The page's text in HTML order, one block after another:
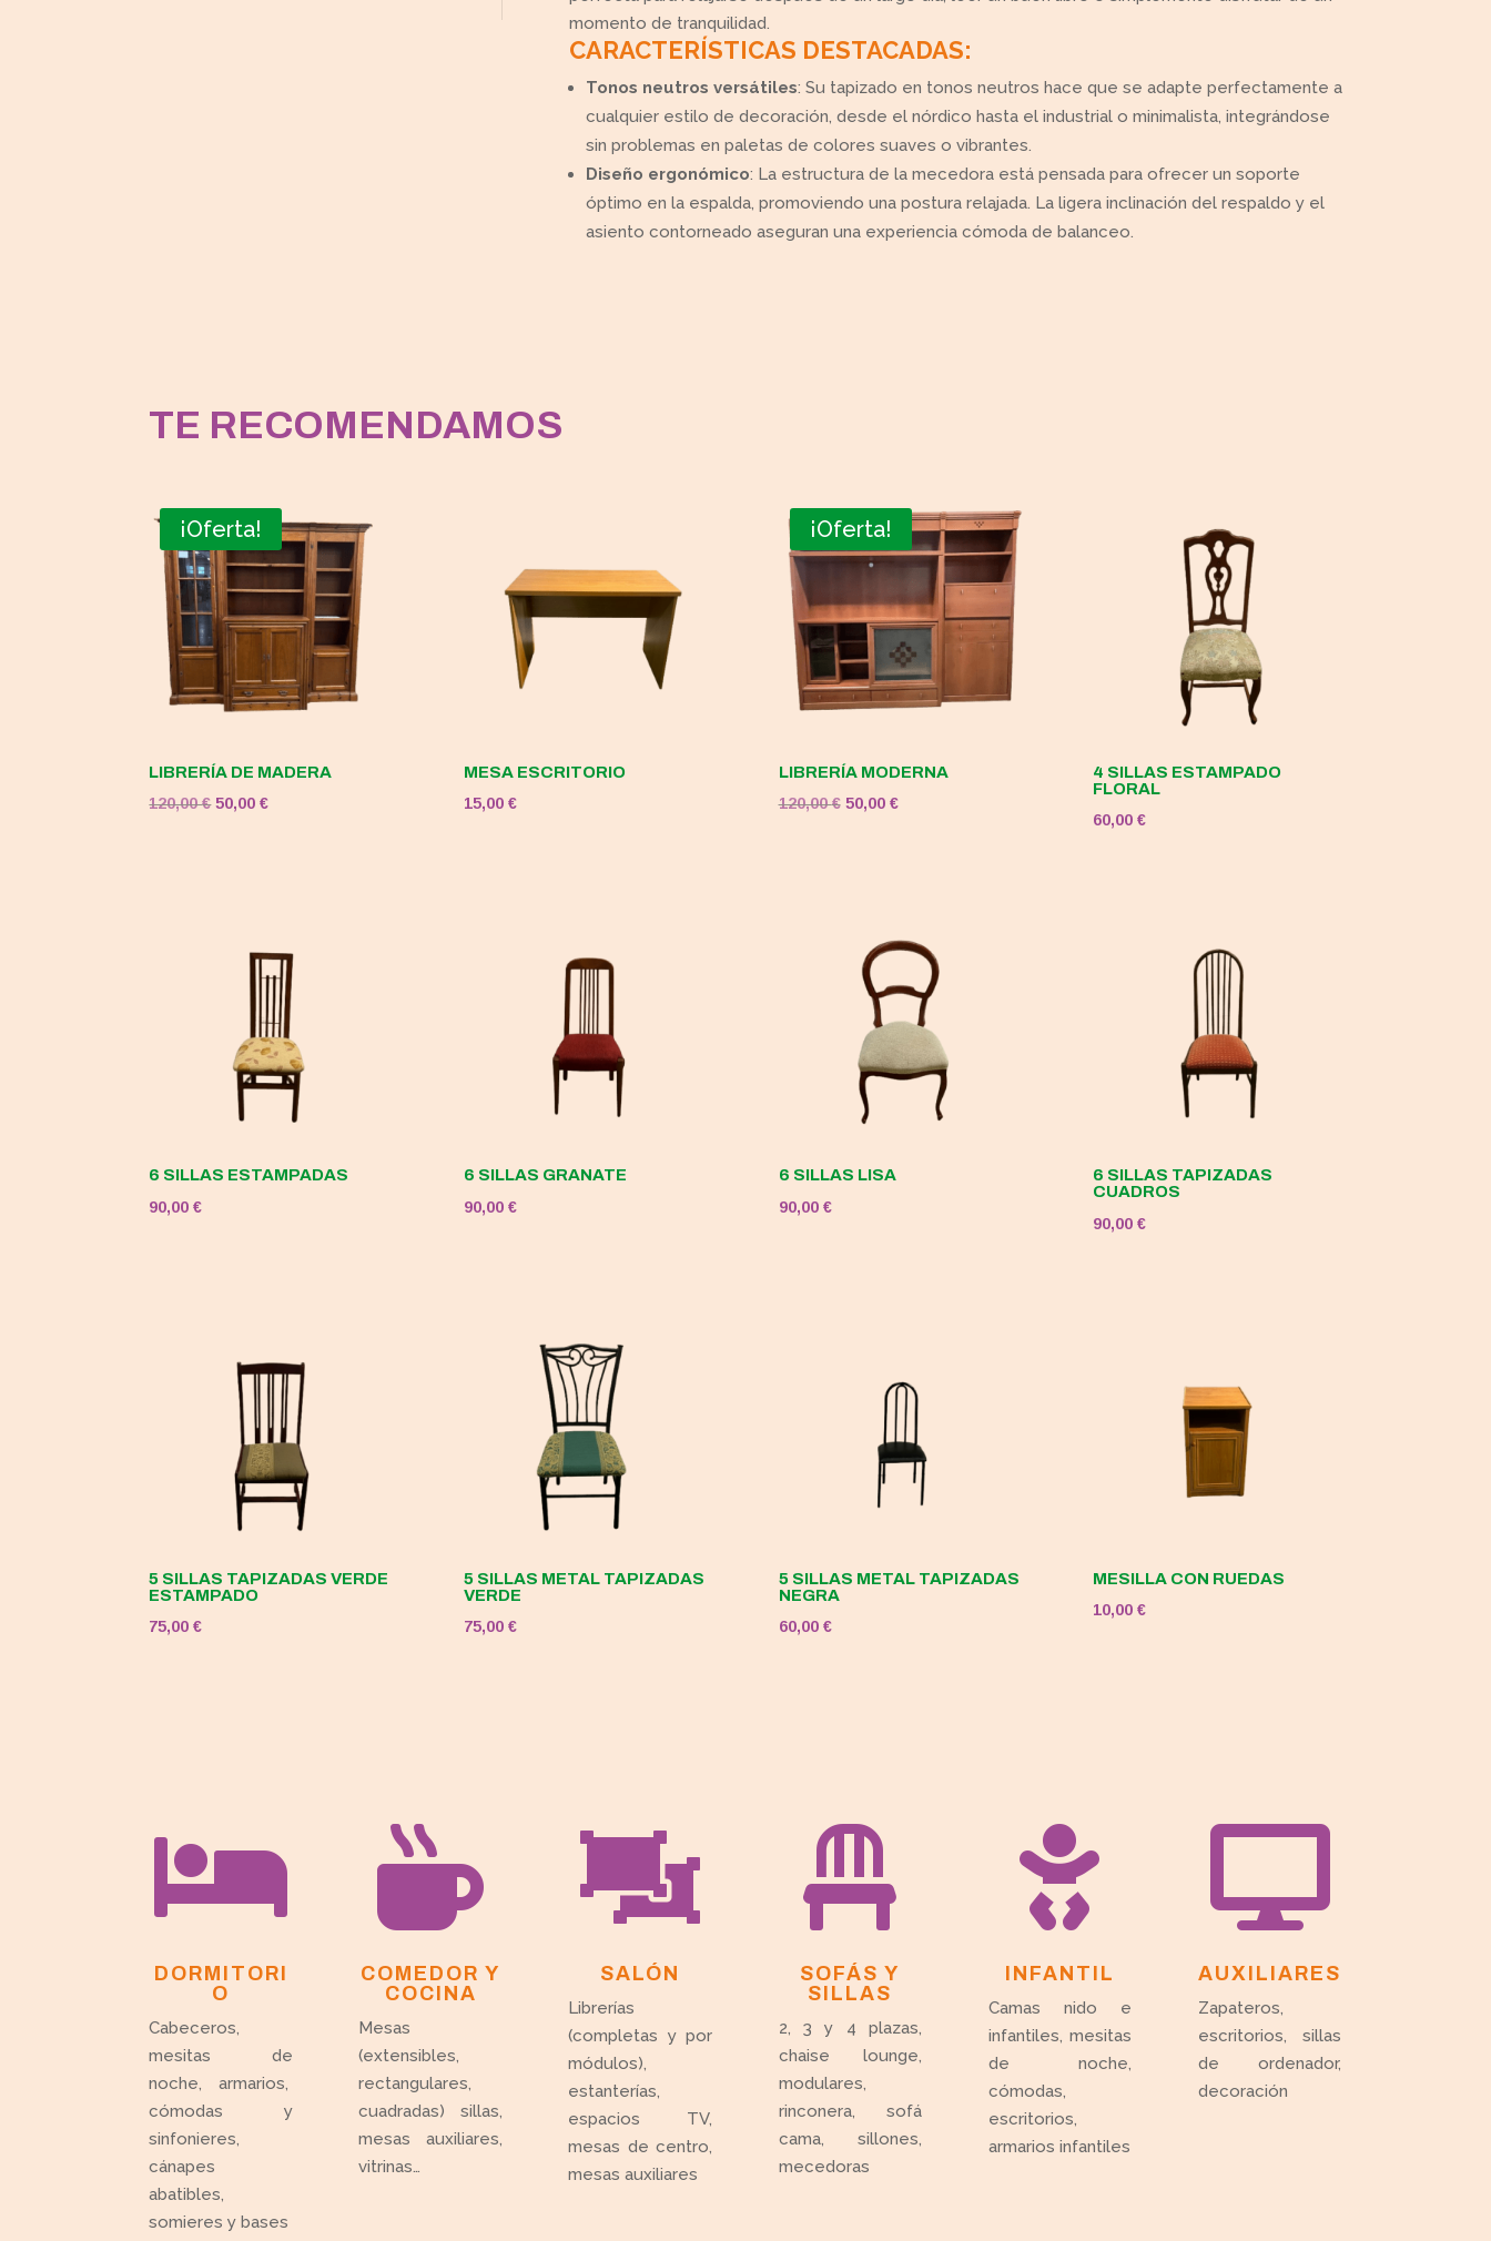
momento de tranquilidad.
CARACTERÍSTICAS DESTACADAS:
Tonos neutros versátiles: Su tapizado en tonos neutros hace que se adapte perfectamente a
cualquier estilo de decoración, desde el nórdico hasta el industrial o minimalista, integrándose
sin problemas en paletas de colores suaves o vibrantes.
Diseño ergonómico: La estructura de la mecedora está pensada para ofrecer un soporte
óptimo en la espalda, promoviendo una postura relajada. La ligera inclinación del respaldo y el
asiento contorneado aseguran una experiencia cómoda de balanceo.
TE RECOMENDAMOS
¡Oferta!
LIBRERÍA DE MADERA
120,00€ El
50,00€El
MESA ESCRITORIO
15,00 €
¡Oferta!
LIBRERÍA MODERNA
120,00€ El
50,00 €El
4 SILLAS ESTAMPADO
FLORAL
60,00€
6 SILLAS ESTAMPADAS
90,00€
6 SILLAS GRANATE
90,00 €
6 SILLAS LISA
90,00 €
6 SILLAS TAPIZADAS
CUADROS
90,00€
5 SILLAS TAPIZADAS VERDE
ESTAMPADO
75,00€
5 SILLAS METAL TAPIZADAS
VERDE
75,00 €
5 SILLAS METAL TAPIZADAS
NEGRA
60,00 €
MESILLA CON RUEDAS
10,00€

DORMITORI
O
Cabeceros,
mesitas de
noche, armarios,
cómodas y
sinfonieres,
cánapes
abatibles,
somieres y bases

COMEDOR Y
COCINA
Mesas
(extensibles,
rectangulares,
cuadradas) sillas,
mesas auxiliares,
vitrinas…

SALÓN
Librerías
(completas y por
módulos),
estanterías,
espacios TV,
mesas de centro,
mesas auxiliares

SOFÁS Y
SILLAS
2, 3 y 4 plazas,
chaise lounge,
modulares,
rinconera, sofá
cama, sillones,
mecedoras

INFANTIL
Camas nido e
infantiles, mesitas
de noche,
cómodas,
escritorios,
armarios infantiles

AUXILIARES
Zapateros,
escritorios, sillas
de ordenador,
decoración